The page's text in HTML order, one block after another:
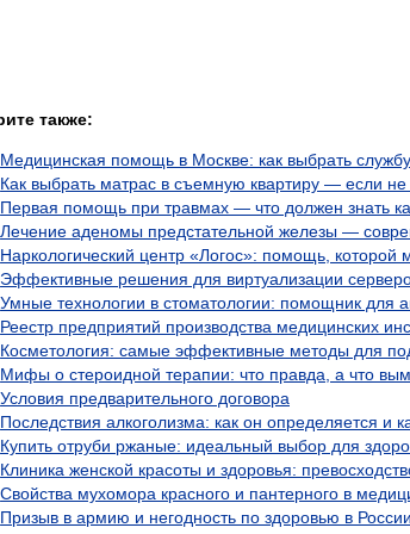
также:
Медицинская помощь в Москве: как выбрать
Как выбрать матрас в съемную квартиру — если не
Первая помощь при травмах — что должен знать
Лечение аденомы предстательной железы —
Наркологический центр «Логос»: помощь, которой
Эффективные решения для виртуализации
Умные технологии в стоматологии: помощник для
Реестр предприятий производства медицинских
Косметология: самые эффективные методы для
Мифы о стероидной терапии: что правда, а что
Условия предварительного договора
Последствия алкоголизма: как он определяется и
Купить отруби ржаные: идеальный выбор для
Клиника женской красоты и здоровья:
Свойства мухомора красного и пантерного в
Призыв в армию и негодность по здоровью в России